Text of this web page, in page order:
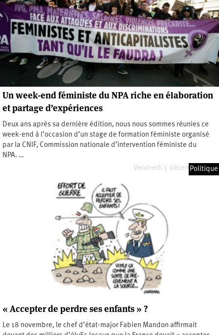
Un week-end féministe du NPA riche en élaboration
et partage d’expériences
Deux ans après sa dernière édition, nous nous sommes réunies ce
week-end à l’occasion d’un stage de formation féministe organisé
par la CNIF, Commission nationale d’intervention féministe du
NPA. …
Vendredi 5 décembre 2025
Politique
« Accepter de perdre ses enfants » ?
Le 18 novembre, le chef d’état-major Fabien Mandon affirmait